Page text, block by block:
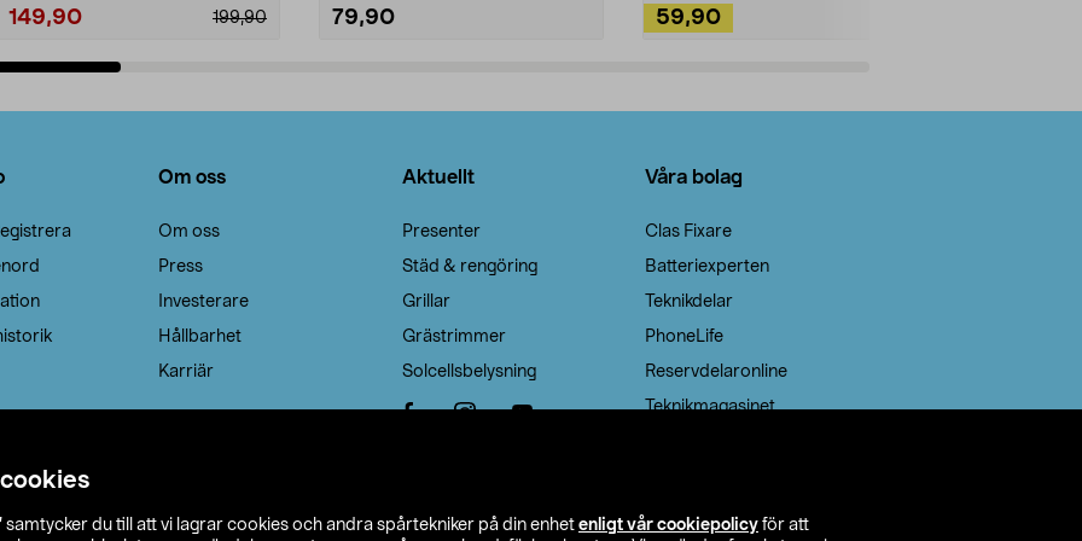
samtycker du till att vi lagrar cookies och andra spårtekniker på din enhet enligt vår cookiepolicy för att
199,90
149,90 79,90 59,90
Om oss
Om oss
Press
Investerare
Hållbarhet
Karriär
Aktuellt
Presenter
Städ & rengöring
Grillar
Grästrimmer
Solcellsbelysning
Våra bolag
Clas Fixare
Batteriexperten
Teknikdelar
PhoneLife
Reservdelaronline
Teknikmagasinet